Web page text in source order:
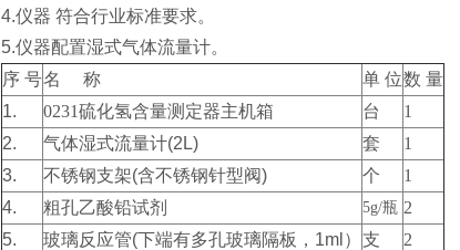
4.仪器 符合行业标准要求。
5.仪器配置湿式气体流量计。
序 号名 称 单 位数 量
1.
0231硫化氢含量测定器主机箱 台
1
2.
气体湿式流量计(2L) 套
1
3.
不锈钢支架(含不锈钢针型阀) 个
1
4.
粗孔乙酸铅试剂 5g/瓶 2
5.
玻璃反应管(下端有多孔玻璃隔板，1ml） 支
2